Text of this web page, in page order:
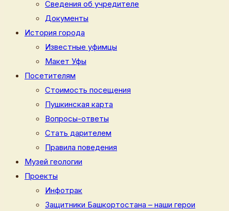
Сведения об учредителе
Документы
История города
Известные уфимцы
Макет Уфы
Посетителям
Стоимость посещения
Пушкинская карта
Вопросы-ответы
Стать дарителем
Правила поведения
Музей геологии
Проекты
Инфотрак
Защитники Башкортостана – наши герои